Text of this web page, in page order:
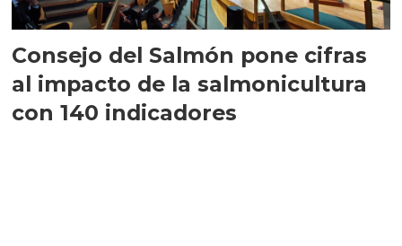
Consejo del Salmón pone cifras
al impacto de la salmonicultura
con 140 indicadores